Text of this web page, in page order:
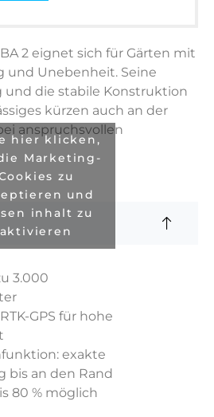
2 eignet sich für Gärten mit
und Unebenheit. Seine
und die stabile Konstruktion
kürzen auch an der
anspruchsvollen
hier klicken,
Marketing-
zu
und
inhalt zu
aktivieren
3.000
GPS für hohe
exakte
bis an den Rand
80 % möglich